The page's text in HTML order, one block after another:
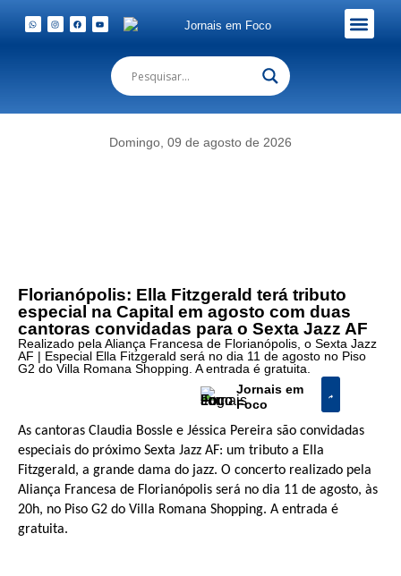
Domingo, 09 de agosto de 2026
Florianópolis: Ella Fitzgerald terá tributo
especial na Capital em agosto com duas
cantoras convidadas para o Sexta Jazz AF
Realizado pela Aliança Francesa de Florianópolis, o Sexta Jazz
AF | Especial Ella Fitzgerald será no dia 11 de agosto no Piso
G2 do Villa Romana Shopping. A entrada é gratuita.
Jornais em
Foco
As cantoras Claudia Bossle e Jéssica Pereira são convidadas
especiais do próximo Sexta Jazz AF: um tributo a Ella
Fitzgerald, a grande dama do jazz. O concerto realizado pela
Aliança Francesa de Florianópolis será no dia 11 de agosto, às
20h, no Piso G2 do Villa Romana Shopping. A entrada é
gratuita.